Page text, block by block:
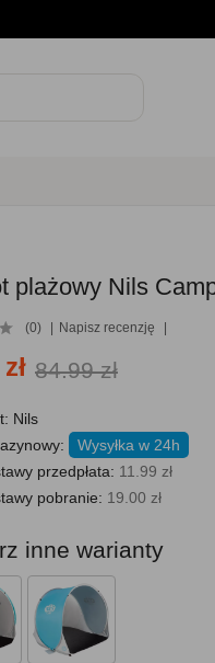
plażowy Nils
(0) Napisz recenzję
84.99 zł
Nils
Wysyłka w 24h
przedpłata: 11.99 zł
pobranie: 19.00 zł
inne warianty